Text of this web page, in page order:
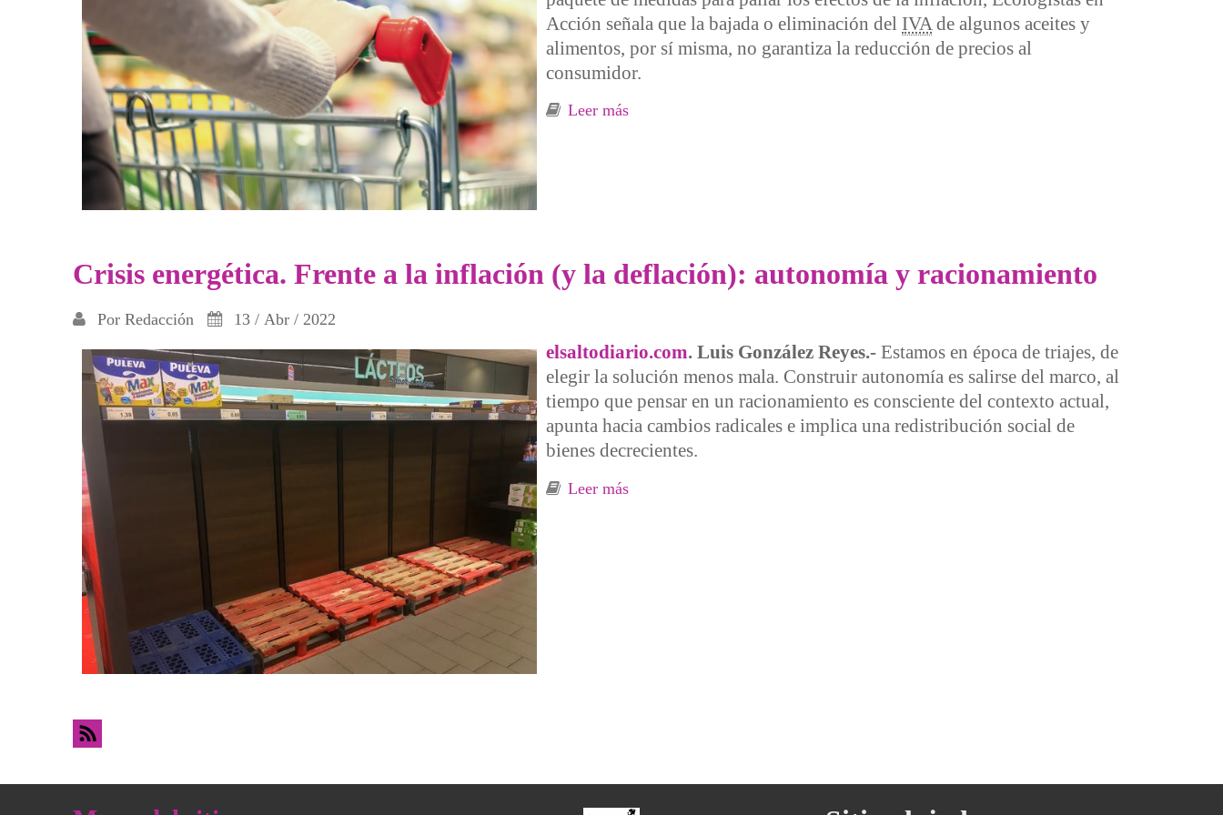
Acción señala que la bajada o eliminación del IVA de algunos aceites y
alimentos, por sí misma, no garantiza la reducción de precios al
consumidor.
Leer más
Crisis energética. Frente a la inflación (y la deflación): autonomía y racionamiento
Por Redacción 13 / Abr / 2022
elsaltodiario.com. Luis González Reyes.- Estamos en época de triajes, de
elegir la solución menos mala. Construir autonomía es salirse del marco, al
tiempo que pensar en un racionamiento es consciente del contexto actual,
apunta hacia cambios radicales e implica una redistribución social de
bienes decrecientes.
Leer más